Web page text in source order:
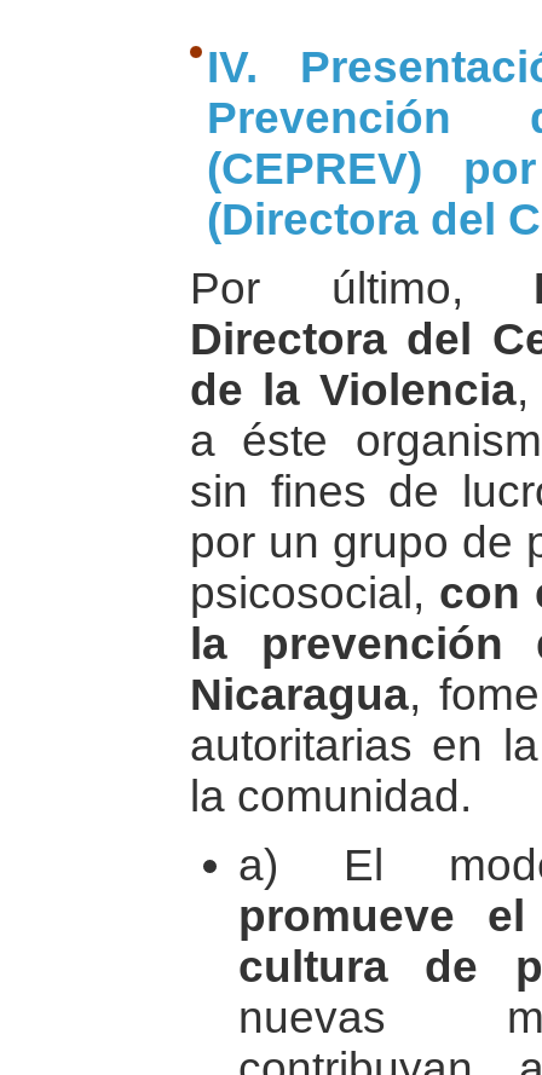
IV.
(CEPREV)
(Directora del
Por último,
Directora del
de la Violencia
a éste
sin fines de
por un grupo de
psicosocial, con
la
Nicaragua,
autoritarias en
la comunidad.
a) El
promueve
cultura de
nuevas